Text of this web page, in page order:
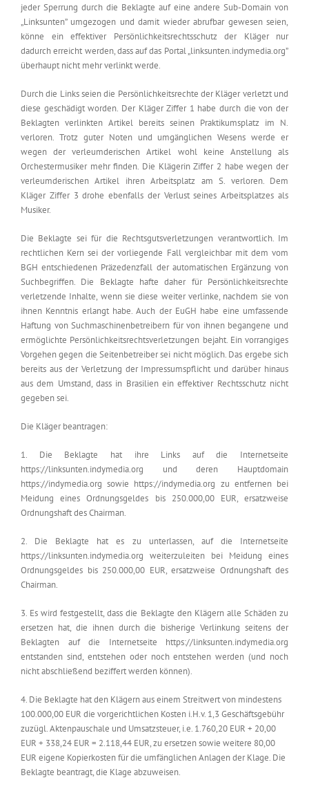
jeder Sperrung durch die Beklagte auf eine andere Sub-Domain von
„Linksunten” umgezogen und damit wieder abrufbar gewesen seien,
könne ein effektiver Persönlichkeitsrechtsschutz der Kläger nur
dadurch erreicht werden, dass auf das Portal „linksunten.indymedia.org”
überhaupt nicht mehr verlinkt werde.
Durch die Links seien die Persönlichkeitsrechte der Kläger verletzt und
diese geschädigt worden. Der Kläger Ziffer 1 habe durch die von der
Beklagten verlinkten Artikel bereits seinen Praktikumsplatz im N.
verloren. Trotz guter Noten und umgänglichen Wesens werde er
wegen der verleumderischen Artikel wohl keine Anstellung als
Orchestermusiker mehr finden. Die Klägerin Ziffer 2 habe wegen der
verleumderischen Artikel ihren Arbeitsplatz am S. verloren. Dem
Kläger Ziffer 3 drohe ebenfalls der Verlust seines Arbeitsplatzes als
Musiker.
Die Beklagte sei für die Rechtsgutsverletzungen verantwortlich. Im
rechtlichen Kern sei der vorliegende Fall vergleichbar mit dem vom
BGH entschiedenen Präzedenzfall der automatischen Ergänzung von
Suchbegriffen. Die Beklagte hafte daher für Persönlichkeitsrechte
verletzende Inhalte, wenn sie diese weiter verlinke, nachdem sie von
ihnen Kenntnis erlangt habe. Auch der EuGH habe eine umfassende
Haftung von Suchmaschinenbetreibern für von ihnen begangene und
ermöglichte Persönlichkeitsrechtsverletzungen bejaht. Ein vorrangiges
Vorgehen gegen die Seitenbetreiber sei nicht möglich. Das ergebe sich
bereits aus der Verletzung der Impressumspflicht und darüber hinaus
aus dem Umstand, dass in Brasilien ein effektiver Rechtsschutz nicht
gegeben sei.
Die Kläger beantragen:
1. Die Beklagte hat ihre Links auf die Internetseite
https://linksunten.indymedia.org und deren Hauptdomain
https://indymedia.org sowie https://indymedia.org zu entfernen bei
Meidung eines Ordnungsgeldes bis 250.000,00 EUR, ersatzweise
Ordnungshaft des Chairman.
2. Die Beklagte hat es zu unterlassen, auf die Internetseite
https://linksunten.indymedia.org weiterzuleiten bei Meidung eines
Ordnungsgeldes bis 250.000,00 EUR, ersatzweise Ordnungshaft des
Chairman.
3. Es wird festgestellt, dass die Beklagte den Klägern alle Schäden zu
ersetzen hat, die ihnen durch die bisherige Verlinkung seitens der
Beklagten auf die Internetseite https://linksunten.indymedia.org
entstanden sind, entstehen oder noch entstehen werden (und noch
nicht abschließend beziffert werden können).
4. Die Beklagte hat den Klägern aus einem Streitwert von mindestens
100.000,00 EUR die vorgerichtlichen Kosten i.H.v. 1,3 Geschäftsgebühr
zuzügl. Aktenpauschale und Umsatzsteuer, i.e. 1.760,20 EUR + 20,00
EUR + 338,24 EUR = 2.118,44 EUR, zu ersetzen sowie weitere 80,00
EUR eigene Kopierkosten für die umfänglichen Anlagen der Klage. Die
Beklagte beantragt, die Klage abzuweisen.